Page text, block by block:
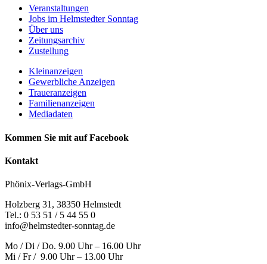
Veranstaltungen
Jobs im Helmstedter Sonntag
Über uns
Zeitungsarchiv
Zustellung
Kleinanzeigen
Gewerbliche Anzeigen
Traueranzeigen
Familienanzeigen
Mediadaten
Kommen Sie mit auf Facebook
Kontakt
Phönix-Verlags-GmbH
Holzberg 31, 38350 Helmstedt
Tel.: 0 53 51 / 5 44 55 0
info@helmstedter-sonntag.de
Mo / Di / Do. 9.00 Uhr – 16.00 Uhr
Mi / Fr / 9.00 Uhr – 13.00 Uhr